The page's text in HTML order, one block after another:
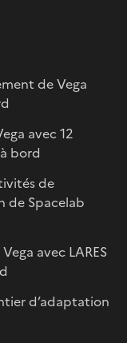
de Vega
avec 12
bord
de
Spacelab
avec LARES
d’adaptation